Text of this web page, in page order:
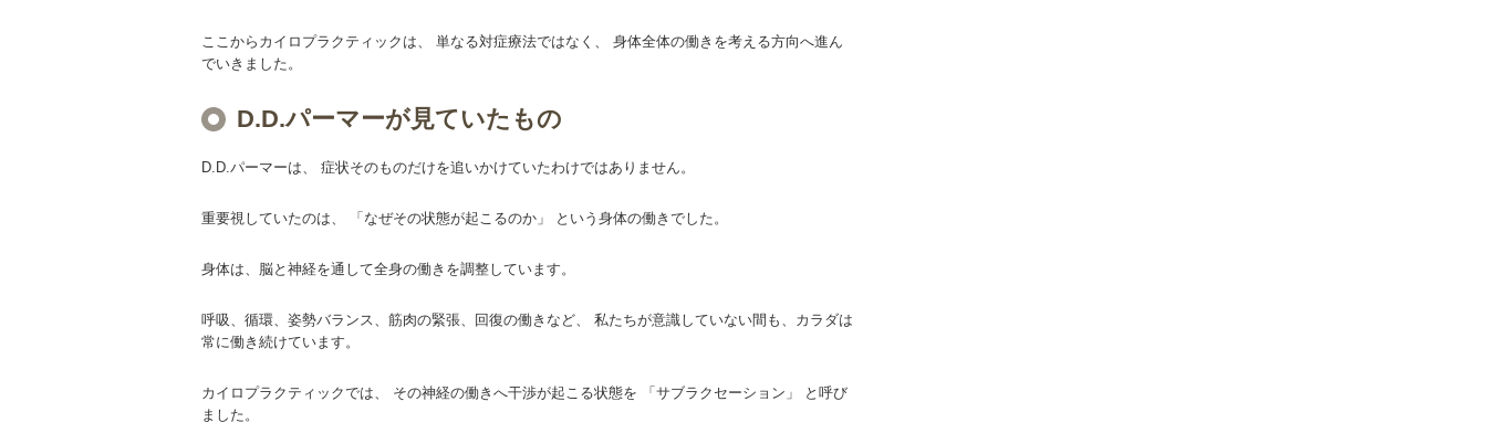
ここからカイロプラクティックは、 単なる対症療法ではなく、 身体全体の働きを考える方向へ進ん
でいきました。
D.D.パーマーが見ていたもの
D.D.パーマーは、 症状そのものだけを追いかけていたわけではありません。
重要視していたのは、 「なぜその状態が起こるのか」 という身体の働きでした。
身体は、脳と神経を通して全身の働きを調整しています。
呼吸、循環、姿勢バランス、筋肉の緊張、回復の働きなど、 私たちが意識していない間も、カラダは
常に働き続けています。
カイロプラクティックでは、 その神経の働きへ干渉が起こる状態を 「サブラクセーション」 と呼び
ました。